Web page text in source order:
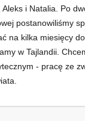
Aleks i Natalia. Po
postanowiliśmy
na kilka miesięcy
w Tajlandii.
- pracę ze